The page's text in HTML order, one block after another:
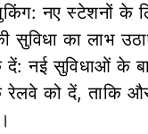
नए स्टेशनों के
सुविधा का लाभ
नई सुविधाओं के
को दें, ताकि